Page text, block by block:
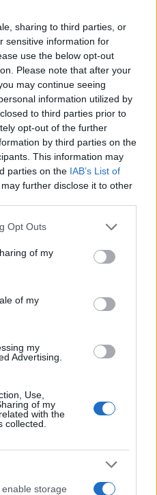
sharing to third parties, or
sensitive information for
use the below opt-out
Please note that after your
may continue seeing
information utilized by
to third parties prior to
opt-out of the further
by third parties on the
This information may
parties on the IAB’s List of
further disclose it to other
uses one or more Google
behaviour. You may click to
and its third-party tags to
purposes in below Google
Opt Outs
of my
of my
my
Advertising.
Use,
of my
with the
collected.
storage
legali nel mese di